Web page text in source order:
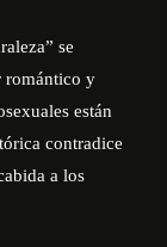
se
romántico y
están
contradice
a los